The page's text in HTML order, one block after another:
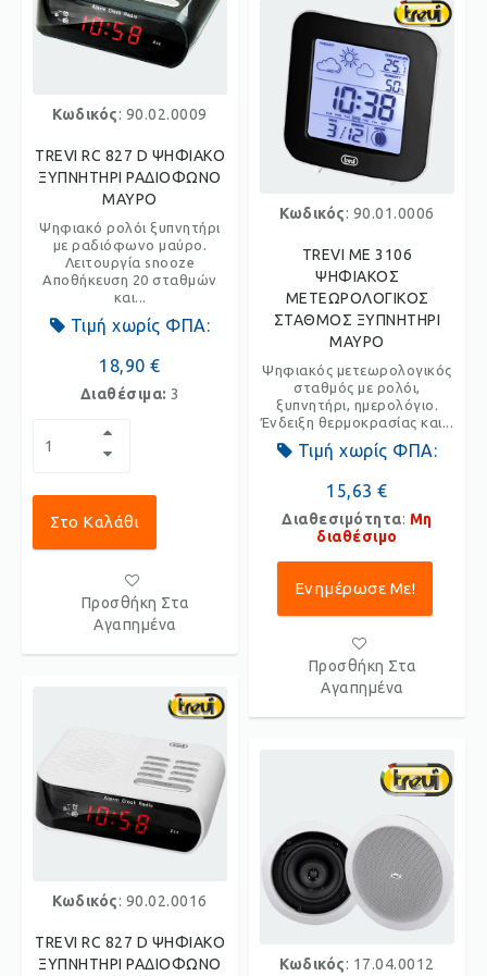
Κωδικός: 90.02.0009
TREVI RC 827 D ΨΗΦΙΑΚΟ
ΞΥΠΝΗΤΗΡΙ ΡΑΔΙΟΦΩΝΟ
ΜΑΥΡΟ
Ψηφιακό ρολόι ξυπνητήρι
με ραδιόφωνο μαύρο.
Λειτουργία snooze
Αποθήκευση 20 σταθμών
και...
Τιμή χωρίς ΦΠΑ:
18,90 €
Διαθέσιμα: 3
Στο Καλάθι
Προσθήκη Στα
Αγαπημένα
Κωδικός: 90.02.0016
TREVI RC 827 D ΨΗΦΙΑΚΟ
ΞΥΠΝΗΤΗΡΙ ΡΑΔΙΟΦΩΝΟ
Κωδικός: 90.01.0006
TREVI ME 3106
ΨΗΦΙΑΚΟΣ
ΜΕΤΕΩΡΟΛΟΓΙΚΟΣ
ΣΤΑΘΜΟΣ ΞΥΠΝΗΤΗΡΙ
ΜΑΥΡΟ
Ψηφιακός μετεωρολογικός
σταθμός με ρολόι,
ξυπνητήρι, ημερολόγιο.
Ένδειξη θερμοκρασίας και...
Τιμή χωρίς ΦΠΑ:
15,63 €
Διαθεσιμότητα: Μη
διαθέσιμο
Ενημέρωσε Με!
Προσθήκη Στα
Αγαπημένα
Κωδικός: 17.04.0012